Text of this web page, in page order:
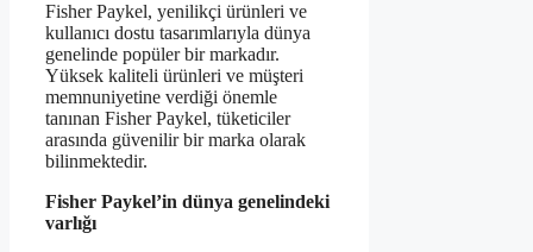
Fisher Paykel, yenilikçi ürünleri ve
kullanıcı dostu tasarımlarıyla dünya
genelinde popüler bir markadır.
Yüksek kaliteli ürünleri ve müşteri
memnuniyetine verdiği önemle
tanınan Fisher Paykel, tüketiciler
arasında güvenilir bir marka olarak
bilinmektedir.
Fisher Paykel’in dünya genelindeki
varlığı